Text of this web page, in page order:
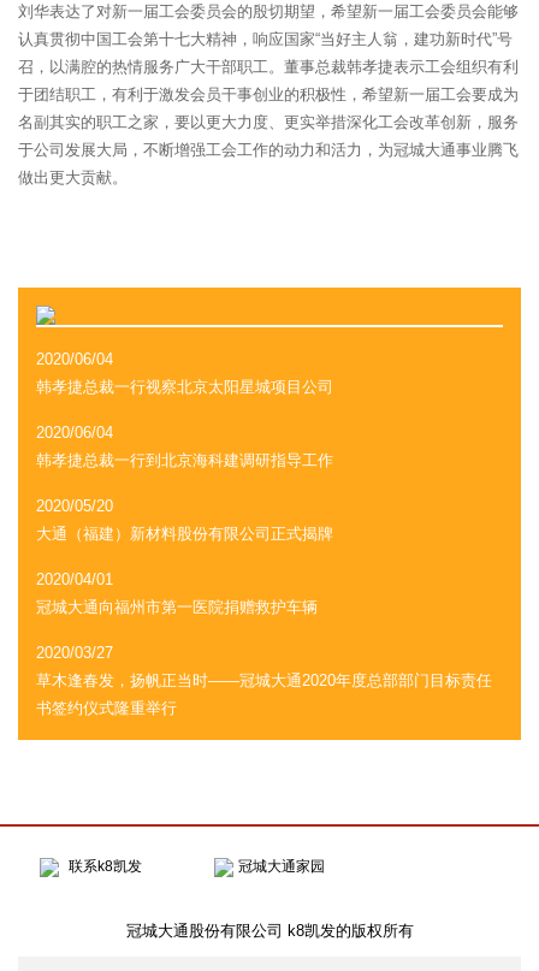
刘华表达了对新一届工会委员会的殷切期望，希望新一届工会委员会能够
认真贯彻中国工会第十七大精神，响应国家“当好主人翁，建功新时代”号
召，以满腔的热情服务广大干部职工。董事总裁韩孝捷表示工会组织有利
于团结职工，有利于激发会员干事创业的积极性，希望新一届工会要成为
名副其实的职工之家，要以更大力度、更实举措深化工会改革创新，服务
于公司发展大局，不断增强工会工作的动力和活力，为冠城大通事业腾飞
做出更大贡献。
2020/06/04
韩孝捷总裁一行视察北京太阳星城项目公司
2020/06/04
韩孝捷总裁一行到北京海科建调研指导工作
2020/05/20
大通（福建）新材料股份有限公司正式揭牌
2020/04/01
冠城大通向福州市第一医院捐赠救护车辆
2020/03/27
草木逢春发，扬帆正当时——冠城大通2020年度总部部门目标责任
书签约仪式隆重举行
联系k8凯发 冠城大通家园
冠城大通股份有限公司 k8凯发的版权所有